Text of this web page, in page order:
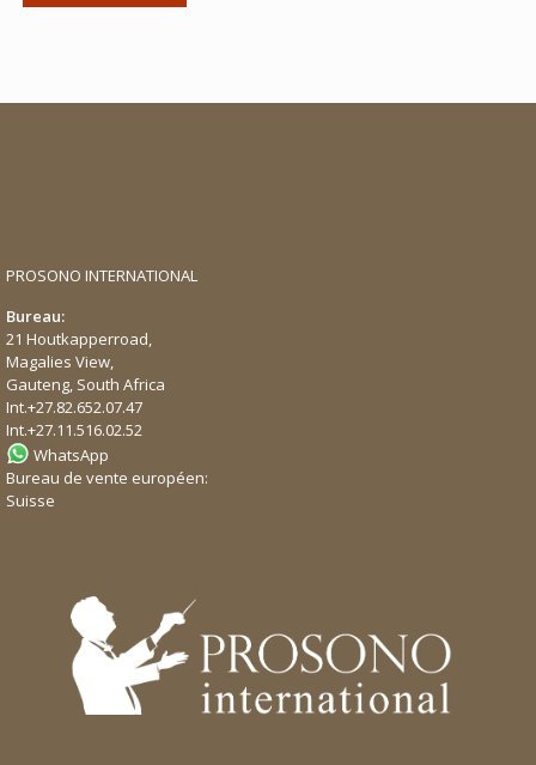
PROSONO INTERNATIONAL
Bureau:
21 Houtkapperroad,
Magalies View,
Gauteng, South Africa
Int.+27.82.652.07.47
Int.+27.11.516.02.52
WhatsApp
Bureau de vente européen:
Suisse